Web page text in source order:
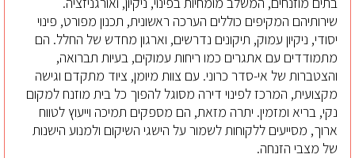
שירותיהם המקיפים כוללים הערכה ראשונית, תכנון מפורט, פינוי
יסודי, ניקיון עמוק, תיקונים נדרשים, וארגון מחדש של החלל. הם
מתמודדים עם אתגרים כמו ריחות עמוקים, בעיות תברואה,
והצטברות של אי-סדר כרוני. עם צוות מיומן, ציוד מתקדם וגישה
מקצועית, המרכז לפינוי דירה מסוגל להפוך כל בית מוזנח למקום
נקי, בריא ומזמין. יתרה מזאת, הם מספקים תמיכה וייעוץ לטווח
ארוך, מסייעים ללקוחות לשמור על הישגי השיקום ולמנוע הישנות
של מצבי הזנחה.